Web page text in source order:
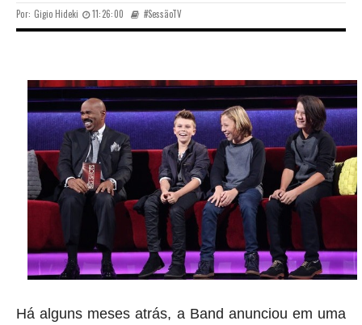
Por: Gigio Hideki 11:26:00 #SessãoTV
Há alguns meses atrás, a Band anunciou em uma